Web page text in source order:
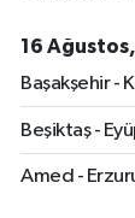
16
Başakşehir -
Beşiktaş -
Amed -